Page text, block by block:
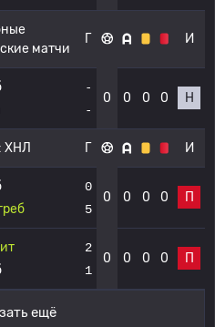
матчи
Г И
-
-
0 0 0 0 Н
ХНЛ Г И
0
5
0 0 0 0 П
2
1
0 0 0 0 П
ещё